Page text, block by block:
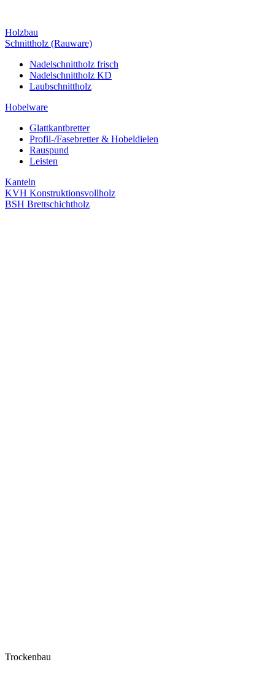
Holzbau
Schnittholz (Rauware)
Nadelschnittholz frisch
Nadelschnittholz KD
Laubschnittholz
Hobelware
Glattkantbretter
Profil-/Fasebretter & Hobeldielen
Rauspund
Leisten
Kanteln
KVH Konstruktionsvollholz
BSH Brettschichtholz
Trockenbau